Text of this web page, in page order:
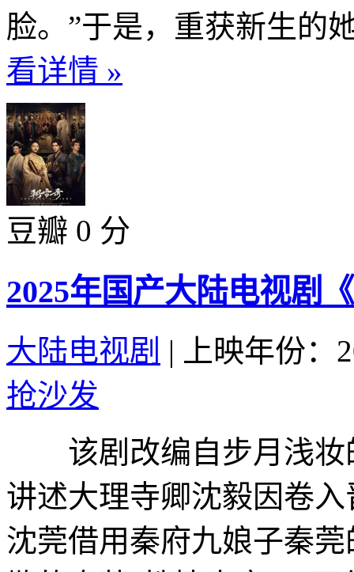
脸。”于是，重获新生的
看详情 »
豆瓣 0 分
2025年国产大陆电视剧
大陆电视剧 |
上映年份：
抢沙发
该剧改编自步月浅妆
讲述大理寺卿沈毅因卷
沈莞借用秦府九娘子秦